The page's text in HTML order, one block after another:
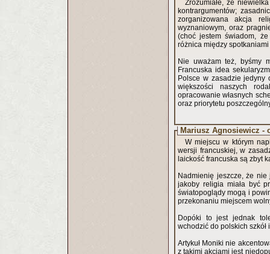
Zrozumiałe, że
kontrargumentów;
zorganizowana akcja
wyznaniowym, oraz
(choć jestem świadom,
różnica między
Nie uważam też, byśmy
Francuska idea
Polsce w zasadzie
większości naszych
opracowanie własnych
oraz priorytetu
Mariusz Agnosiewicz -
W miejscu w którym
wersji francuskiej, w
laickość francuska są zbyt
Nadmienię jeszcze, że
jakoby religia miała być
światopoglądy mogą i
przekonaniu miejscem
Dopóki to jest jednak
wchodzić do polskich szkół
Artykuł Moniki nie
z takimi akcjami jest